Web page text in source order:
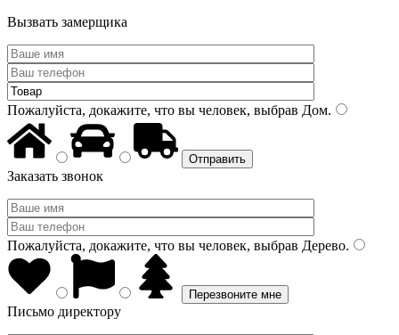
Вызвать замерщика
Пожалуйста, докажите, что вы человек, выбрав Дом.
Заказать звонок
Пожалуйста, докажите, что вы человек, выбрав Дерево.
Письмо директору